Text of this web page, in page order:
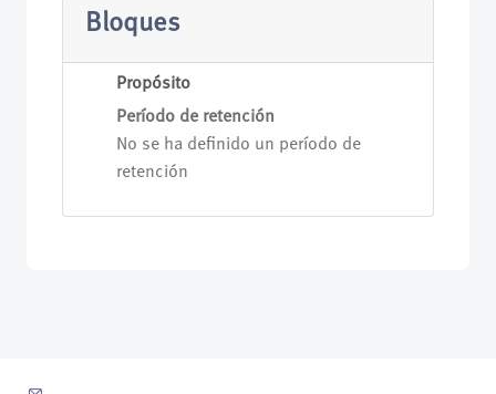
Bloques
Propósito
Período de retención
No se ha definido un período de
retención